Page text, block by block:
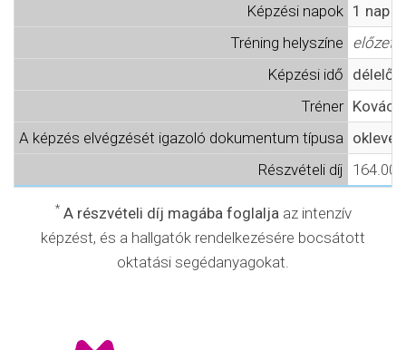
Képzési napok 1 nap
Tréning helyszíne
Képzési idő
Tréner
A képzés elvégzését igazoló dokumentum típusa oklevél
Részvételi díj
* A részvételi díj magába foglalja az intenzív
képzést, és a hallgatók rendelkezésére bocsátott
oktatási segédanyagokat.